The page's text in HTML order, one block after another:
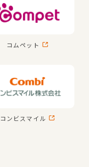
コムペット
コンビスマイル